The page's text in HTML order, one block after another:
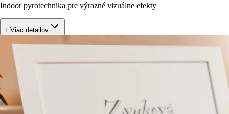
Indoor pyrotechnika pre výrazné vizuálne efekty
+ Viac detailov